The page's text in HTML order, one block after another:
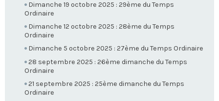
Dimanche 19 octobre 2025 : 29ème du Temps
Ordinaire
Dimanche 12 octobre 2025 : 28ème du Temps
Ordinaire
Dimanche 5 octobre 2025 : 27ème du Temps Ordinaire
28 septembre 2025 : 26ème dimanche du Temps
Ordinaire
21 septembre 2025 : 25ème dimanche du Temps
Ordinaire